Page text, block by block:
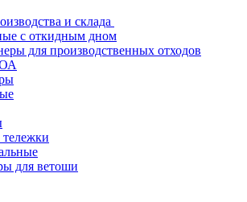
и склада
с откидным дном
для производственных отходов
для ветоши